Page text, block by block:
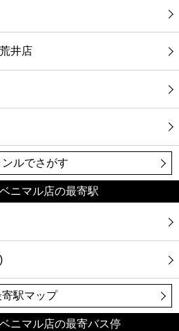
井店
ンルでさがす
ニマル店の最寄駅
寄駅マップ
ニマル店の最寄バス停